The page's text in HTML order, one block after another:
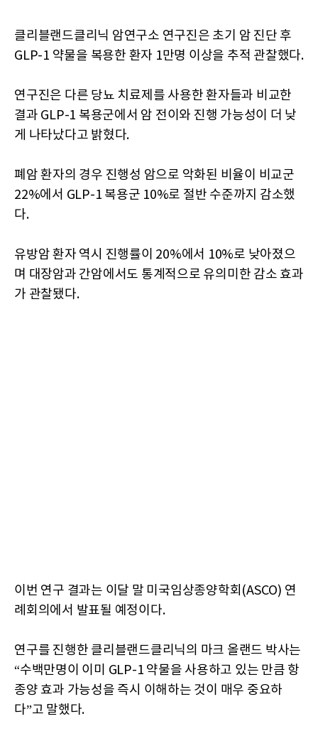
클리블랜드클리닉 암연구소 연구진은 초기 암 진단 후
GLP-1 약물을 복용한 환자 1만명 이상을 추적 관찰했다.
연구진은 다른 당뇨 치료제를 사용한 환자들과 비교한
결과 GLP-1 복용군에서 암 전이와 진행 가능성이 더 낮
게 나타났다고 밝혔다.
폐암 환자의 경우 진행성 암으로 악화된 비율이 비교군
22%에서 GLP-1 복용군 10%로 절반 수준까지 감소했
다.
유방암 환자 역시 진행률이 20%에서 10%로 낮아졌으
며 대장암과 간암에서도 통계적으로 유의미한 감소 효과
가 관찰됐다.
이번 연구 결과는 이달 말 미국임상종양학회(ASCO) 연
례회의에서 발표될 예정이다.
연구를 진행한 클리블랜드클리닉의 마크 올랜드 박사는
“수백만명이 이미 GLP-1 약물을 사용하고 있는 만큼 항
종양 효과 가능성을 즉시 이해하는 것이 매우 중요하
다”고 말했다.